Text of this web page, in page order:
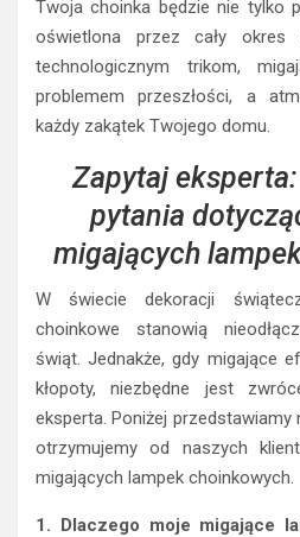
Twoja choinka będzie nie tylko
oświetlona przez cały okres
technologicznym trikom,
problemem przeszłości, a
każdy zakątek Twojego domu.
Zapytaj
pytania
migających
W świecie dekoracji
choinkowe stanowią
świąt. Jednakże, gdy migające
kłopoty, niezbędne jest
eksperta. Poniżej przedstawiamy
otrzymujemy od naszych
migających lampek choinkowych.
1. Dlaczego moje migające